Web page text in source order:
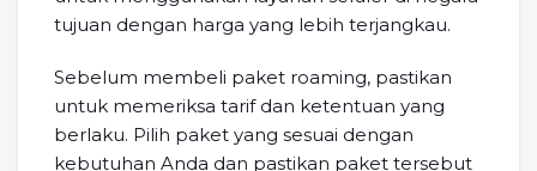
tujuan dengan harga yang lebih terjangkau.
Sebelum membeli paket roaming, pastikan
untuk memeriksa tarif dan ketentuan yang
berlaku. Pilih paket yang sesuai dengan
kebutuhan Anda dan pastikan paket tersebut